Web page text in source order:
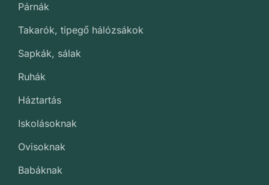
Párnák
Takarók, tipegő hálózsákok
Sapkák, sálak
Ruhák
Háztartás
Iskolásoknak
Ovisoknak
Babáknak